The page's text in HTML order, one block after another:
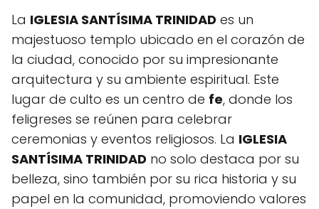
La IGLESIA SANTÍSIMA TRINIDAD es un
majestuoso templo ubicado en el corazón de
la ciudad, conocido por su impresionante
arquitectura y su ambiente espiritual. Este
lugar de culto es un centro de fe, donde los
feligreses se reúnen para celebrar
ceremonias y eventos religiosos. La IGLESIA
SANTÍSIMA TRINIDAD no solo destaca por su
belleza, sino también por su rica historia y su
papel en la comunidad, promoviendo valores